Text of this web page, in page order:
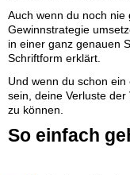
Auch wenn du noch
Gewinnstrategie
in einer ganz genauen
Schriftform erklärt.
Und wenn du schon
sein, deine Verluste
zu können.
So einfach